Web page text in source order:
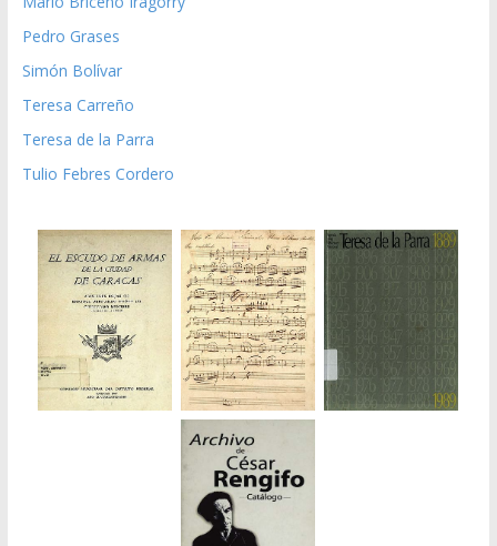
Pedro Grases
Simón Bolívar
Teresa Carreño
Teresa de la Parra
Tulio Febres Cordero